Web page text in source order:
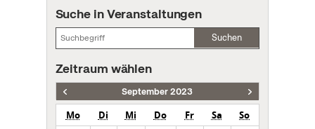
Suche in Veranstaltungen
Suchen
Zeitraum wählen
September 2023
Mo Di Mi Do Fr Sa
So